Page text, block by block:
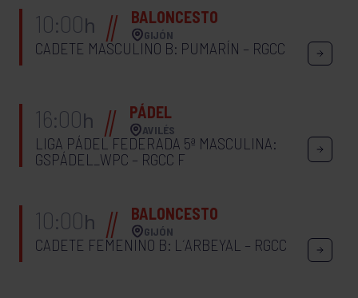
10:00h BALONCESTO
GIJÓN
CADETE MASCULINO B: PUMARÍN – RGCC
16:00h PÁDEL
AVILÉS
LIGA PÁDEL FEDERADA 5ª MASCULINA:
GSPÁDEL_WPC – RGCC F
10:00h BALONCESTO
GIJÓN
CADETE FEMENINO B: L´ARBEYAL – RGCC